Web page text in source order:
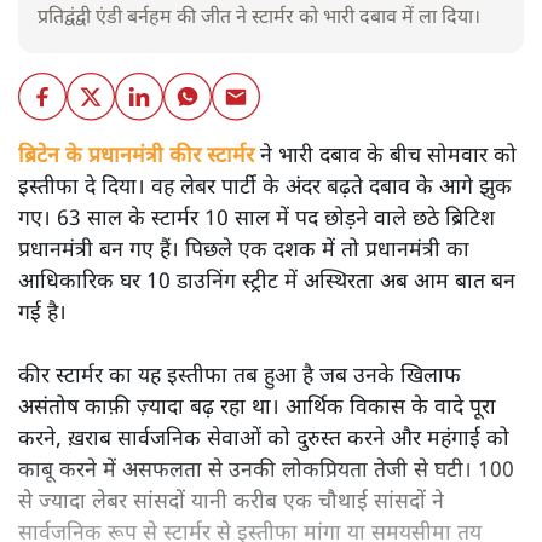
प्रतिद्वंद्वी एंडी बर्नहम की जीत ने स्टार्मर को भारी दबाव में ला दिया।
ब्रिटेन के प्रधानमंत्री कीर स्टार्मरने भारी दबाव के बीच सोमवार को
इस्तीफा दे दिया। वह लेबर पार्टी के अंदर बढ़ते दबाव के आगे झुक
गए। 63 साल के स्टार्मर 10 साल में पद छोड़ने वाले छठे ब्रिटिश
प्रधानमंत्री बन गए हैं। पिछले एक दशक में तो प्रधानमंत्री का
आधिकारिक घर 10 डाउनिंग स्ट्रीट में अस्थिरता अब आम बात बन
गई है।
कीर स्टार्मर का यह इस्तीफा तब हुआ है जब उनके खिलाफ
असंतोष काफ़ी ज़्यादा बढ़ रहा था। आर्थिक विकास के वादे पूरा
करने, ख़राब सार्वजनिक सेवाओं को दुरुस्त करने और महंगाई को
काबू करने में असफलता से उनकी लोकप्रियता तेजी से घटी। 100
से ज्यादा लेबर सांसदों यानी करीब एक चौथाई सांसदों ने
सार्वजनिक रूप से स्टार्मर से इस्तीफा मांगा या समयसीमा तय